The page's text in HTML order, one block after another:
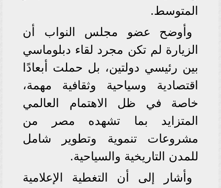
المتوسط.
وأوضح عضو مجلس النواب أن
الزيارة لم تكن مجرد لقاء دبلوماسي
بين رئيسي دولتين، بل حملت أبعادًا
اقتصادية وسياحية وثقافية مهمة،
خاصة في ظل الاهتمام العالمي
المتزايد بما تشهده مصر من
مشروعات تنموية وتطوير شامل
للمدن التاريخية والسياحية.
وأشار إلى أن التغطية الإعلامية